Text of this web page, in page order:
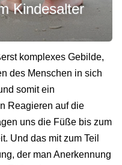
Kindesalter
komplexes Gebilde,
des Menschen in sich
somit ein
Reagieren auf die
uns die Füße bis zum
Und das mit zum Teil
der man Anerkennung